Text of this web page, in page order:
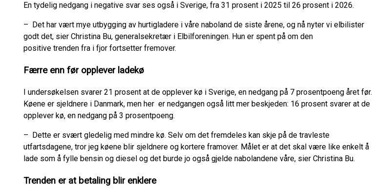
En tydelig nedgang i negative svar ses også i Sverige, fra 31 prosent i 2025 til 26 prosent i 2026.
– Det har vært mye utbygging av hurtigladere i våre naboland de siste årene, og nå nyter vi elbilister
godt det, sier Christina Bu, generalsekretær i Elbilforeningen. Hun er spent på om den
positive trenden fra i fjor fortsetter fremover.
Færre enn før opplever ladekø
I undersøkelsen svarer 21 prosent at de opplever kø i Sverige, en nedgang på 7 prosentpoeng året før.
Køene er sjeldnere i Danmark, men her er nedgangen også litt mer beskjeden: 16 prosent svarer at de
opplever kø, en nedgang på 3 prosentpoeng.
– Dette er svært gledelig med mindre kø. Selv om det fremdeles kan skje på de travleste
utfartsdagene, tror jeg køene blir sjeldnere og kortere framover. Målet er at det skal være like enkelt å
lade som å fylle bensin og diesel og det burde jo også gjelde nabolandene våre, sier Christina Bu.
Trenden er at betaling blir enklere